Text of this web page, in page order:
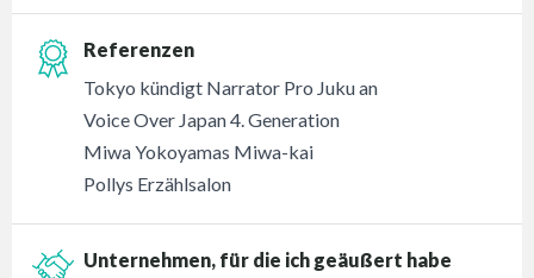
Referenzen
Tokyo kündigt Narrator Pro Juku an
Voice Over Japan 4. Generation
Miwa Yokoyamas Miwa-kai
Pollys Erzählsalon
Unternehmen, für die ich geäußert habe